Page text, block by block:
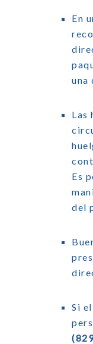
En
una
Las
Es
del
Si